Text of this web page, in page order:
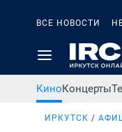
ВСЕ НОВОСТИ
КиноКонцерты
ИРКУТСК